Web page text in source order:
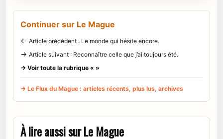
Continuer sur Le Mague
← Article précédent : Le monde qui hésite encore.
→ Article suivant : Reconnaître celle que j’ai toujours été.
→ Voir toute la rubrique « »
→ Le Flux du Mague : articles récents, plus lus, archives
À lire aussi sur Le Mague